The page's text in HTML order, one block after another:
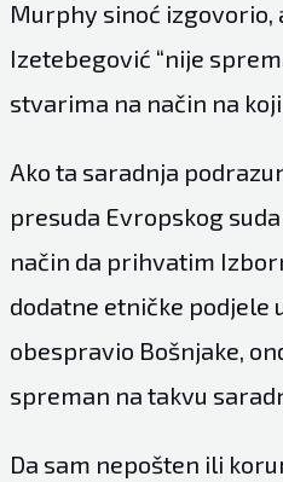
Murphy sinoć izgovorio,
Izetebegović “nije
stvarima na način na
Ako ta saradnja
presuda Evropskog
način da prihvatim
dodatne etničke podjele
obespravio Bošnjake,
spreman na takvu
Da sam nepošten ili